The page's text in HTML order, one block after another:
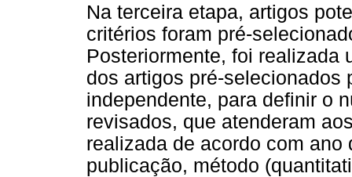
Na terceira etapa, artigos
critérios foram pré-
Posteriormente, foi realizada
dos artigos pré-selecionados
independente, para definir o
revisados, que atenderam
realizada de acordo com
publicação, método